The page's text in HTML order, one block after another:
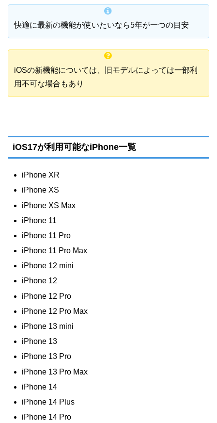
快適に最新の機能が使いたいなら5年が一つの目安
iOSの新機能については、旧モデルによっては一部利
用不可な場合もあり
iOS17が利用可能なiPhone一覧
iPhone XR
iPhone XS
iPhone XS Max
iPhone 11
iPhone 11 Pro
iPhone 11 Pro Max
iPhone 12 mini
iPhone 12
iPhone 12 Pro
iPhone 12 Pro Max
iPhone 13 mini
iPhone 13
iPhone 13 Pro
iPhone 13 Pro Max
iPhone 14
iPhone 14 Plus
iPhone 14 Pro